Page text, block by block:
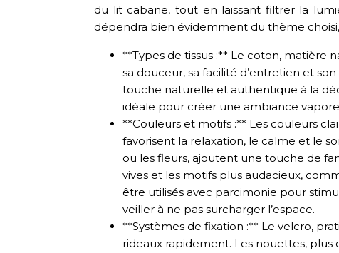
du lit cabane, tout en laissant filtrer la
dépendra bien évidemment du thème
**Types de tissus :** Le coton, matière
sa douceur, sa facilité d’entretien et
touche naturelle et authentique à la
idéale pour créer une ambiance
**Couleurs et motifs :** Les couleurs
favorisent la relaxation, le calme et le
ou les fleurs, ajoutent une touche de
vives et les motifs plus audacieux,
être utilisés avec parcimonie pour
veiller à ne pas surcharger l’espace.
**Systèmes de fixation :** Le velcro,
rideaux rapidement. Les nouettes,